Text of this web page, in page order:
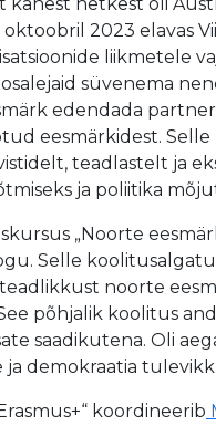
oktoobril 2023 elavas
liikmetele
süvenema
edendada
eesmärkidest.
teadlastelt ja
ja poliitika
„Noorte
Selle
noorte
põhjalik koolitus
saadikutena. Oli
ja demokraatia
koordineerib